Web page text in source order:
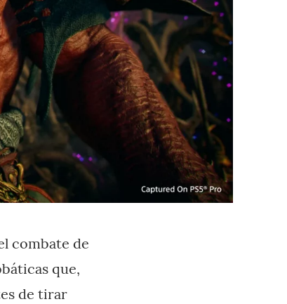
combate de
que,
de tirar